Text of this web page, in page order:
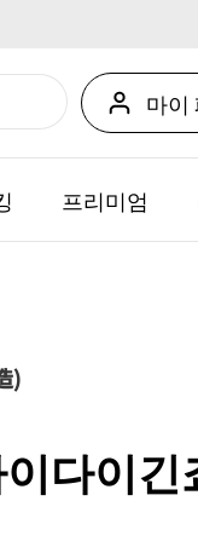
마이
프리미엄
)
다이긴